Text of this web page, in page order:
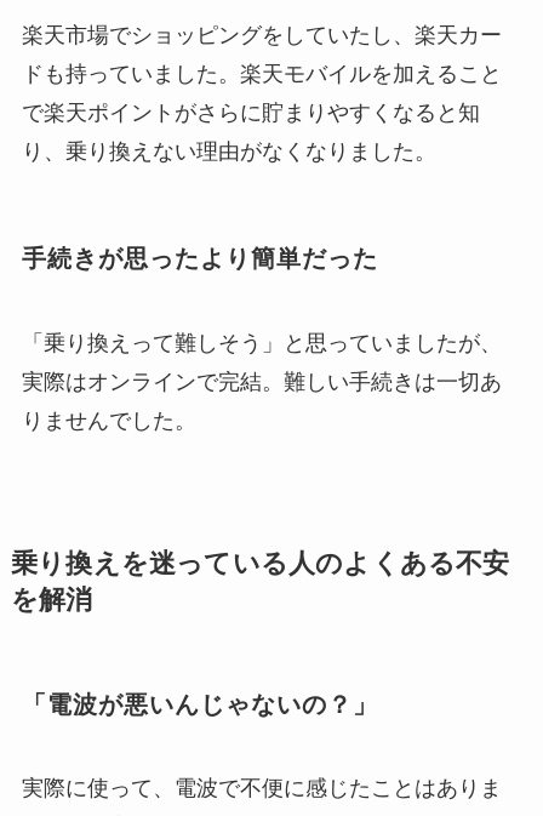
楽天市場でショッピングをしていたし、楽天カー
ドも持っていました。楽天モバイルを加えること
で楽天ポイントがさらに貯まりやすくなると知
り、乗り換えない理由がなくなりました。
手続きが思ったより簡単だった
「乗り換えって難しそう」と思っていましたが、
実際はオンラインで完結。難しい手続きは一切あ
りませんでした。
乗り換えを迷っている人のよくある不安
を解消
「電波が悪いんじゃないの？」
実際に使って、電波で不便に感じたことはありま